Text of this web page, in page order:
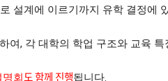
설계에 이르기까지 유학 결정에
하여, 각 대학의 학업 구조와 교육
회도 함께 진행됩니다.